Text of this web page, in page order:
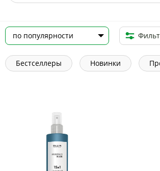
Бестселлеры Новинки